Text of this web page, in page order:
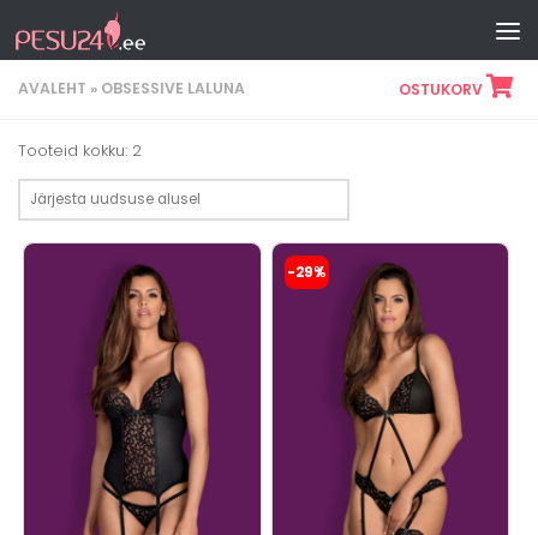
Skip to content
AVALEHT » OBSESSIVE LALUNA OSTUKORV
Tooteid kokku: 2Sorditud
uusimate
järgi
Sellel
tootelehel.
-29%
Sellel
tootel
tootelehel.